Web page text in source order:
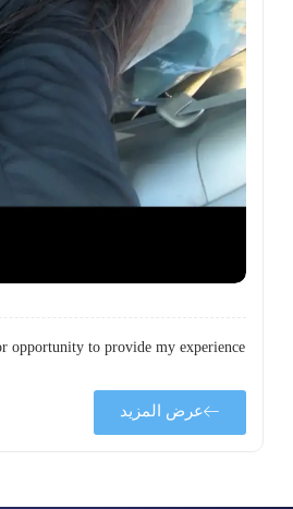
opportunity to provide my experience
عرض المزيد